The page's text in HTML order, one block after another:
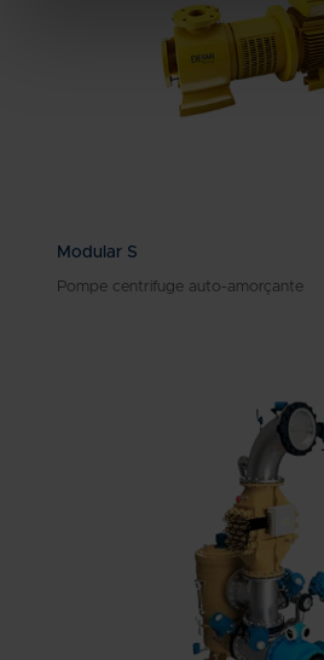
Modular S
Pompe centrifuge auto-amorçante